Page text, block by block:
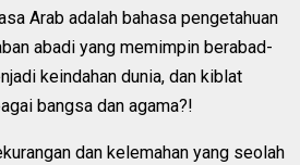
Arab adalah bahasa pengetahuan
abadi yang memimpin berabad-
keindahan dunia, dan kiblat
bangsa dan agama?!
dan kelemahan yang seolah